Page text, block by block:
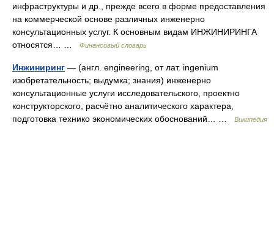
инфраструктуры и др., прежде всего в форме предоставления
на коммерческой основе различных инженерно
консультационных услуг. К основным видам ИНЖИНИРИНГА
относятся… …
Финансовый словарь
Инжиниринг — (англ. engineering, от лат. ingenium
изобретательность; выдумка; знания) инженерно
консультационные услуги исследовательского, проектно
конструкторского, расчётно аналитического характера,
подготовка технико экономических обоснований… …
Википедия